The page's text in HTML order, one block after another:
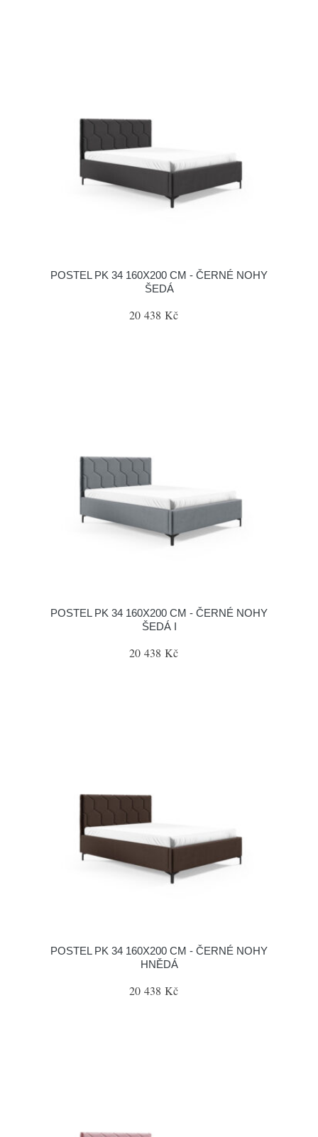
POSTEL PK 34 160X200 CM - ČERNÉ NOHY
ŠEDÁ
20 438 Kč
POSTEL PK 34 160X200 CM - ČERNÉ NOHY
ŠEDÁ I
20 438 Kč
POSTEL PK 34 160X200 CM - ČERNÉ NOHY
HNĚDÁ
20 438 Kč